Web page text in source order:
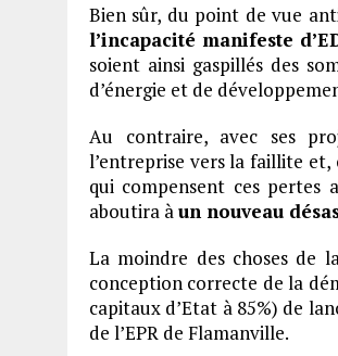
Bien sûr, du point de vue
l’incapacité manifeste
soient ainsi gaspillés des
d’énergie et de
Au contraire, avec ses
l’entreprise vers la faillite et,
qui compensent ces pertes
aboutira à un nouveau
La moindre des choses de
conception correcte de la
capitaux d’Etat à 85%) de
de l’EPR de Flamanville.